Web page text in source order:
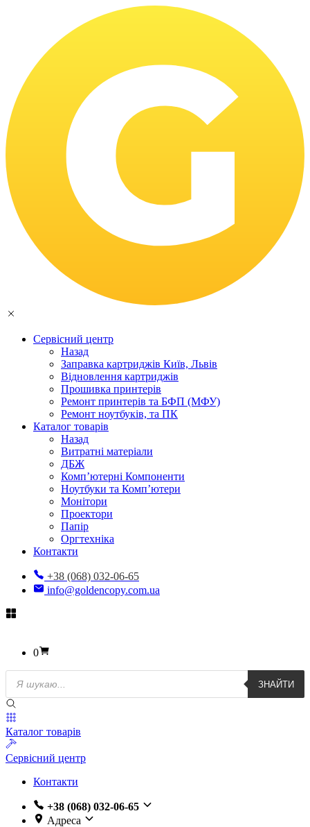
Сервісний центр
Назад
Заправка картриджів Київ, Львів
Відновлення картриджів
Прошивка принтерів
Ремонт принтерів та БФП (МФУ)
Ремонт ноутбуків, та ПК
Каталог товарів
Назад
Витратні матеріали
ДБЖ
Комп’ютерні Компоненти
Ноутбуки та Комп’ютери
Монітори
Проектори
Папір
Оргтехніка
Контакти
+38 (068) 032-06-65
info@goldencopy.com.ua
0
Пошук
товарів
ЗНАЙТИ
Каталог товарів
Сервісний центр
Контакти
+38 (068) 032-06-65
Адреса